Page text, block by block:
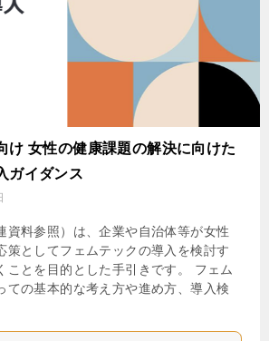
け 女性の健康課題の解決に向けた
ガイダンス
資料参照）は、企業や自治体等が女性
策としてフェムテックの導入を検討す
ことを目的とした手引きです。 フェム
ての基本的な考え方や進め方、導入検